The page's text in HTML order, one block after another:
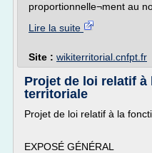
proportionnelle¬ment au
Lire la suite
Site : wikiterritorial.cnfpt.fr
Projet de loi relatif
territoriale
Projet de loi relatif à la
EXPOSÉ GÉNÉRAL